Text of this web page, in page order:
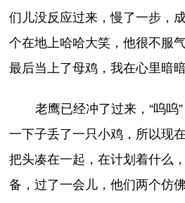
们儿没反应过来，慢了一步，
个在地上哈哈大笑，他很不服
最后当上了母鸡，我在心里暗暗
老鹰已经冲了过来，“呜呜
一下子丢了一只小鸡，所以现
把头凑在一起，在计划着什么
备，过了一会儿，他们两个仿